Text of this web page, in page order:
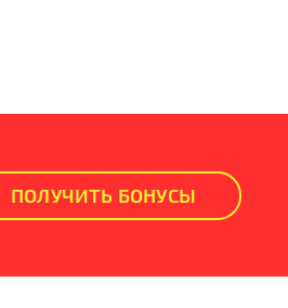
ПОЛУЧИТЬ БОНУСЫ